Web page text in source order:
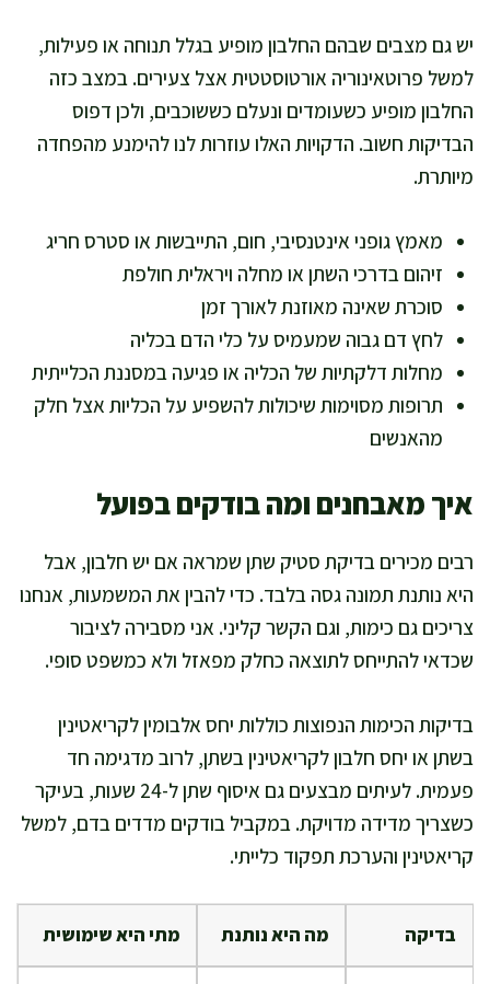
יש גם מצבים שבהם החלבון מופיע בגלל תנוחה או פעילות,
למשל פרוטאינוריה אורטוסטטית אצל צעירים. במצב כזה
החלבון מופיע כשעומדים ונעלם כששוכבים, ולכן דפוס
הבדיקות חשוב. הדקויות האלו עוזרות לנו להימנע מהפחדה
מיותרת.
מאמץ גופני אינטנסיבי, חום, התייבשות או סטרס חריג
זיהום בדרכי השתן או מחלה ויראלית חולפת
סוכרת שאינה מאוזנת לאורך זמן
לחץ דם גבוה שמעמיס על כלי הדם בכליה
מחלות דלקתיות של הכליה או פגיעה במסננת הכלייתית
תרופות מסוימות שיכולות להשפיע על הכליות אצל חלק
מהאנשים
איך מאבחנים ומה בודקים בפועל
רבים מכירים בדיקת סטיק שתן שמראה אם יש חלבון, אבל
היא נותנת תמונה גסה בלבד. כדי להבין את המשמעות, אנחנו
צריכים גם כימות, וגם הקשר קליני. אני מסבירה לציבור
שכדאי להתייחס לתוצאה כחלק מפאזל ולא כמשפט סופי.
בדיקות הכימות הנפוצות כוללות יחס אלבומין לקריאטינין
בשתן או יחס חלבון לקריאטינין בשתן, לרוב מדגימה חד
פעמית. לעיתים מבצעים גם איסוף שתן ל-24 שעות, בעיקר
כשצריך מדידה מדויקת. במקביל בודקים מדדים בדם, למשל
קריאטינין והערכת תפקוד כלייתי.
בדיקה מה היא נותנת מתי היא שימושית